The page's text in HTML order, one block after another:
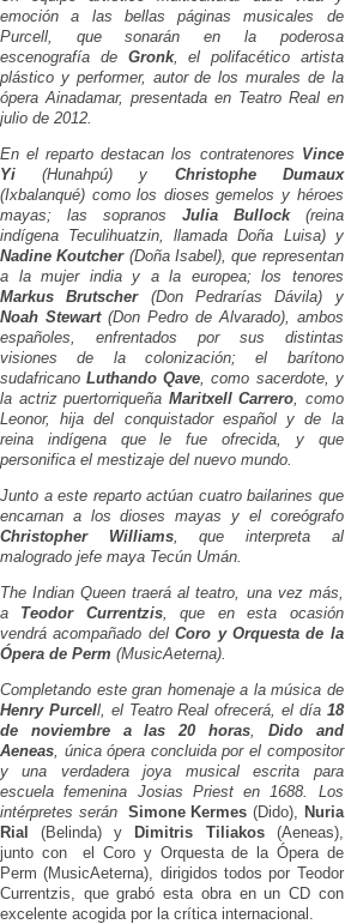
emoción a las bellas páginas musicales de
Purcell, que sonarán en la poderosa
escenografía de Gronk, el polifacético artista
plástico y performer, autor de los murales de la
ópera Ainadamar, presentada en Teatro Real en
julio de 2012.
En el reparto destacan los contratenores Vince
Yi (Hunahpú) y Christophe Dumaux
(Ixbalanqué) como los dioses gemelos y héroes
mayas; las sopranos Julia Bullock (reina
indígena Teculihuatzin, llamada Doña Luisa) y
Nadine Koutcher(Doña Isabel), que representan
a la mujer india y a la europea; los tenores
Markus Brutscher(Don Pedrarías Dávila) y
Noah Stewart(Don Pedro de Alvarado), ambos
españoles, enfrentados por sus distintas
visiones de la colonización; el barítono
sudafricanoLuthando Qave , como sacerdote, y
la actriz puertorriqueña Maritxell Carrero , como
Leonor, hija del conquistador español y de la
reina indígena que le fue ofrecida, y que
personifica el mestizaje del nuevo mundo.
Junto a este reparto actúan cuatro bailarines que
encarnan a los dioses mayas y el coreógrafo
Christopher Williams, que interpreta al
malogrado jefe maya Tecún Umán.
The Indian Queen traerá al teatro, una vez más,
a Teodor Currentzis, que en esta ocasión
vendrá acompañado delCoro y Orquesta de la
Ópera de Perm (MusicAeterna).
Completando este gran homenaje a la música de
Henry Purcell, el Teatro Real ofrecerá, el día 18
de noviembre a las 20 horas
Dido and
Aeneas , única ópera concluida por el compositor
y una verdadera joya musical escrita para
escuela femenina Josias Priest en 1688. Los
intérpretes serán Simone Kermes (Dido), Nuria
Rial (Belinda) yDimitris Tiliakos(Aeneas),
junto con el Coro y Orquesta de la Ópera de
Perm (MusicAeterna), dirigidos todos por Teodor
Currentzis, que grabó esta obra en un CD con
excelente acogida por la crítica internacional.